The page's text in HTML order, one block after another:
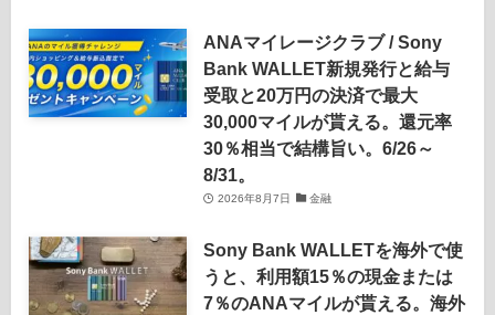
ANAマイレージクラブ / Sony
Bank WALLET新規発行と給与
受取と20万円の決済で最大
30,000マイルが貰える。還元率
30％相当で結構旨い。6/26～
8/31。
2026年8月7日 金融
Sony Bank WALLETを海外で使
うと、利用額15％の現金または
7％のANAマイルが貰える。海外